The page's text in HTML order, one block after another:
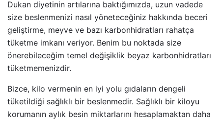
Dukan diyetinin artılarına baktığımızda, uzun vadede
size beslenmenizi nasıl yöneteceğiniz hakkında beceri
geliştirme, meyve ve bazı karbonhidratları rahatça
tüketme imkanı veriyor. Benim bu noktada size
önerebileceğim temel değişiklik beyaz karbonhidratları
tüketmemenizdir.
Bizce, kilo vermenin en iyi yolu gıdaların dengeli
tüketildiği sağlıklı bir beslenmedir. Sağlıklı bir kiloyu
korumanın aylık besin miktarlarını hesaplamaktan daha